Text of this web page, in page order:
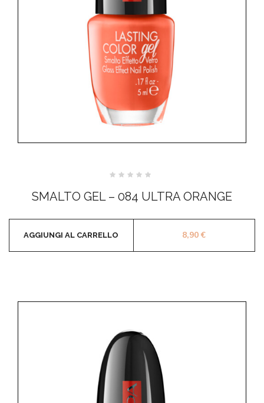
su
SMALTO GEL – 084 ULTRA ORANGE
8,90€
AGGIUNGI AL CARRELLO